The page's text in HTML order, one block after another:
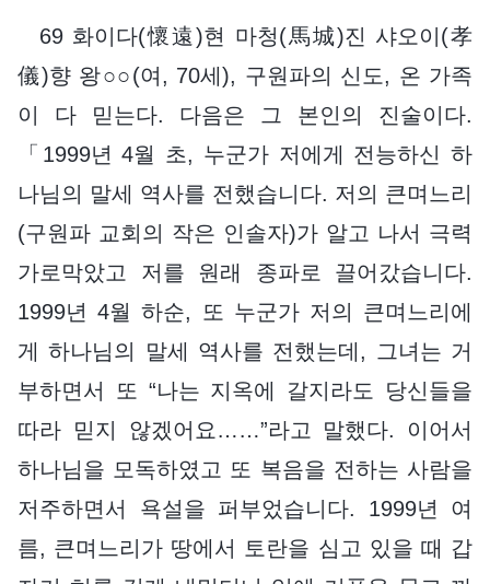
69 화이다(懷遠)현 마청(馬城)진 샤오이(孝
儀)향 왕○○(여, 70세), 구원파의 신도, 온 가족
이 다 믿는다. 다음은 그 본인의 진술이다.
「1999년 4월 초, 누군가 저에게 전능하신 하
나님의 말세 역사를 전했습니다. 저의 큰며느리
(구원파 교회의 작은 인솔자)가 알고 나서 극력
가로막았고 저를 원래 종파로 끌어갔습니다.
1999년 4월 하순, 또 누군가 저의 큰며느리에
게 하나님의 말세 역사를 전했는데, 그녀는 거
부하면서 또 “나는 지옥에 갈지라도 당신들을
따라 믿지 않겠어요……”라고 말했다. 이어서
하나님을 모독하였고 또 복음을 전하는 사람을
저주하면서 욕설을 퍼부었습니다. 1999년 여
름, 큰며느리가 땅에서 토란을 심고 있을 때 갑